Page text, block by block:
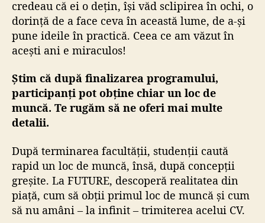
credeau că ei o dețin, își văd sclipirea în ochi, o
dorință de a face ceva în această lume, de a-și
pune ideile în practică. Ceea ce am văzut în
acești ani e miraculos!
Știm că după finalizarea programului,
participanți pot obține chiar un loc de
muncă. Te rugăm să ne oferi mai multe
detalii.
După terminarea facultății, studenții caută
rapid un loc de muncă, însă, după concepții
greșite. La FUTURE, descoperă realitatea din
piață, cum să obții primul loc de muncă și cum
să nu amâni – la infinit – trimiterea acelui CV.